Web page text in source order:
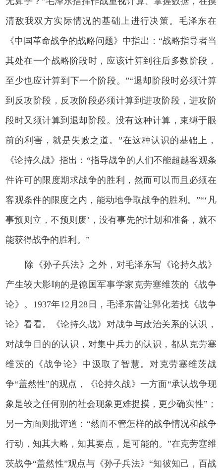
清敌我双方实际情况的基础上进行决策。毛泽东在
《中国革命战争的战略问题》中指出：“战略指导者当
其处在一个战略阶段时，应该计算到往后多数阶段，
至少也应计算到下一个阶段。”“退却阶段时必须计算
到反攻阶段，反攻阶段必须计算到进攻阶段，进攻阶
段时又须计算到退却阶段。没有这种计算，束缚于眼
前的利害，就是失败之道。”在这种认识的基础上，
《论持久战》指出：“指导战争的人们不能超越客观条
件许可的限度期求战争的胜利，然而可以而且必须在
客观条件的限度之内，能动地争取战争的胜利。”“‘凡
事预则立，不预则废’，没有事先的计划和准备，就不
能获得战争的胜利。”
除《孙子兵法》之外，对毛泽东写《论持久战》
产生较大影响的是德国军事学家克劳塞维茨的《战争
论》。1937年12月28日，毛泽东曾让郭化若找《战争
论》看看。《论持久战》对战争与政治关系的认识，
对战争目的的认识，对集中兵力的认识，都从克劳塞
维茨的《战争论》中汲取了智慧。对克劳塞维茨战
争“盖然性”的观点，《论持久战》一方面“承认战争现
象是较之任何别的社会现象更难捉摸，更少确实性”；
另一方面则批评道：“然而不管怎样的战争情况和战争
行动，知其大略，知其要点，是可能的。”在克劳塞维
茨战争“盖然性”观点与《孙子兵法》“知彼知己，百战